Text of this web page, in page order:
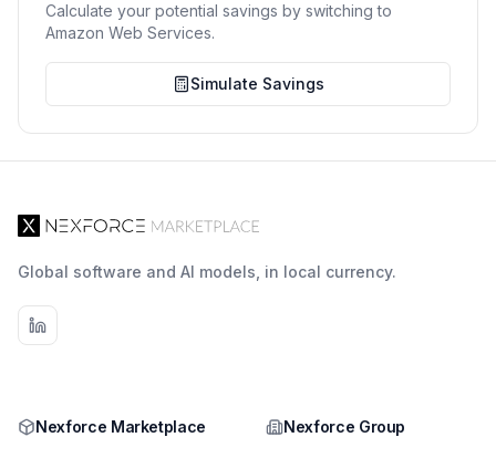
Calculate your potential savings by switching to
Amazon Web Services.
Simulate Savings
Global software and AI models, in local currency.
Nexforce Marketplace Nexforce Group